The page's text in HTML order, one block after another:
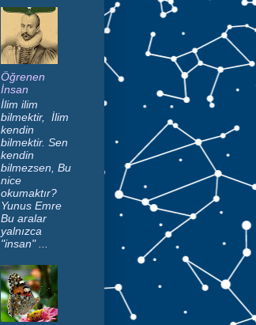
Öğrenen
İnsan
İlim ilim
bilmektir, İlim
kendin
bilmektir. Sen
kendin
bilmezsen, Bu
nice
okumaktır?
Yunus Emre
Bu aralar
yalnızca
"insan" ...